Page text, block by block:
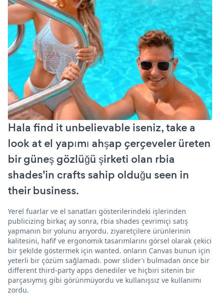
Hala find it unbelievable iseniz, take a
look at el yapımı ahşap çerçeveler üreten
bir güneş gözlüğü şirketi olan rbia
shades'in crafts sahip olduğu seen in
their business.
Yerel fuarlar ve el sanatları gösterilerindeki işlerinden
publicizing birkaç ay sonra, rbia shades çevrimiçi satış
yapmanın bir yolunu arıyordu. ziyaretçilere ürünlerinin
kalitesini, hafif ve ergonomik tasarımlarını görsel olarak çekici
bir şekilde göstermek için wanted. onların Canvas bunun için
yeterli bir çözüm sağlamadı. powr slider'ı bulmadan önce bir
different third-party apps denediler ve hiçbiri sitenin bir
parçasıymış gibi görünmüyordu ve kullanışsız ve kullanımı
zordu.